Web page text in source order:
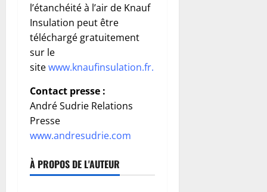
l’étanchéité à l’air de Knauf
Insulation peut être
téléchargé gratuitement
sur le
sitewww.knaufinsulation.fr.
Contact presse :
André Sudrie Relations
Presse
www.andresudrie.com
À PROPOS DE L'AUTEUR